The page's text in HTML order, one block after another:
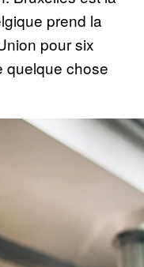
prend la
pour six
quelque chose